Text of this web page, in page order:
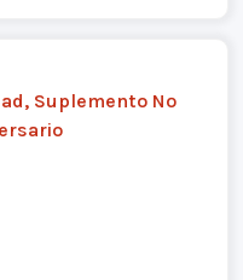
Suplemento Nº